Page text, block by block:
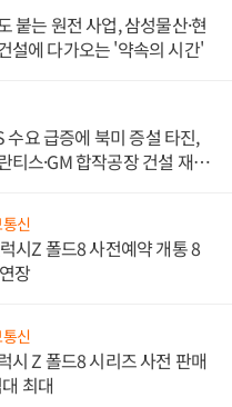
붙는 원전 사업, 삼성물산·현
설에 다가오는 '약속의 시간'
수요 급증에 북미 증설 타진,
티스·GM 합작공장 건설 재추
신
시Z 폴드8 사전예약 개통 8
장
신
시 Z 폴드8 시리즈 사전 판매
최대